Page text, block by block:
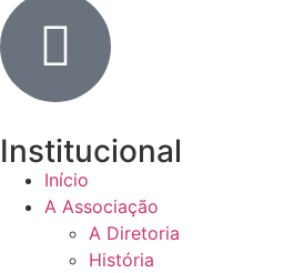
Institucional
Início
A Associação
A Diretoria
História